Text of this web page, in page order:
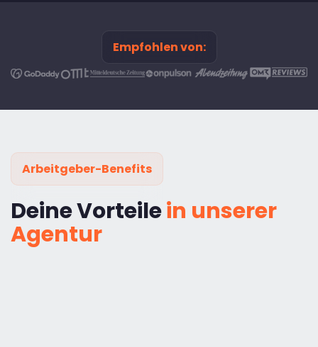
Empfohlen von:
Arbeitgeber-Benefits
Deine Vorteilein unserer
Agentur